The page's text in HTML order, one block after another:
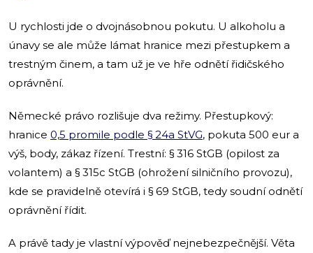
U rychlosti jde o dvojnásobnou pokutu. U alkoholu a
únavy se ale může lámat hranice mezi přestupkem a
trestným činem, a tam už je ve hře odnětí řidičského
oprávnění.
Německé právo rozlišuje dva režimy. Přestupkový:
hranice 0,5 promile podle § 24a StVG, pokuta 500 eur a
výš, body, zákaz řízení. Trestní: § 316 StGB (opilost za
volantem) a § 315c StGB (ohrožení silničního provozu),
kde se pravidelně otevírá i § 69 StGB, tedy soudní odnětí
oprávnění řídit.
A právě tady je vlastní výpověď nejnebezpečnější. Věta